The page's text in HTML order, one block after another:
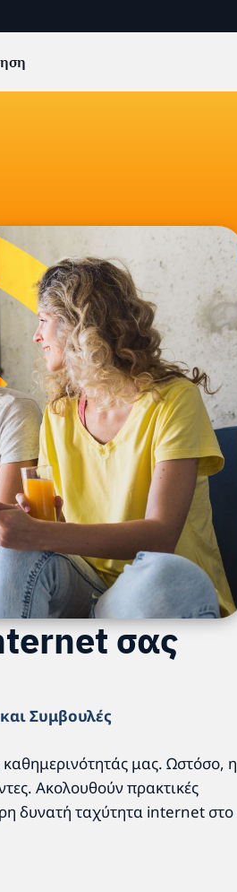
σας
Συμβουλές
μας. Ωστόσο, η
Ακολουθούν πρακτικές
δυνατή ταχύτητα internet στο